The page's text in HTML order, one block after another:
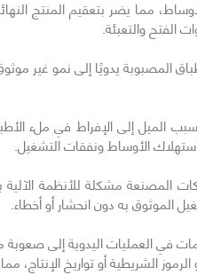
مما يضر بتعقيم المنتج
الفتح والتعبئة.
المصبوبة يدويًا إلى نمو غير
الميل إلى الإفراط في ملء
الأوساط ونفقات التشغيل.
المصنعة مشكلة للأنظمة
الموثوق به دون انحشار أو أخطاء.
في العمليات اليدوية إلى
الشريطية أو تواريخ الإنتاج،